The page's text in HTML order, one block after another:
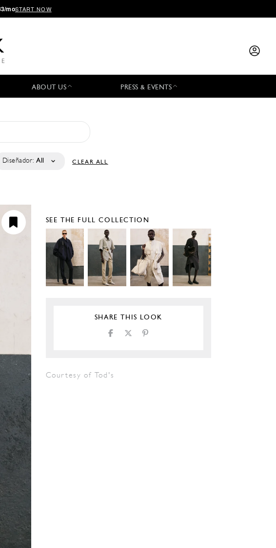
moSTART NOW
ABOUT US PRESS & EVENTS
Diseñador: All CLEAR ALL
SEE THE FULL COLLECTION
SHARE THIS LOOK
Courtesy of Tod's